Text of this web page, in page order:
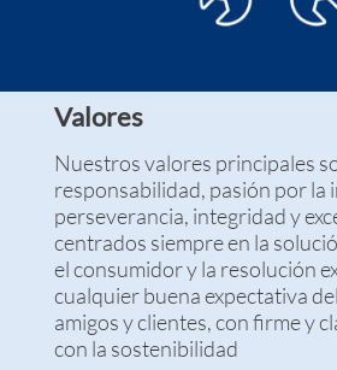
Valores
Nuestros valores principales
responsabilidad, pasión por la
perseverancia, integridad y
centrados siempre en la
el consumidor y la resolución
cualquier buena expectativa
amigos y clientes, con firme y
con la sostenibilidad